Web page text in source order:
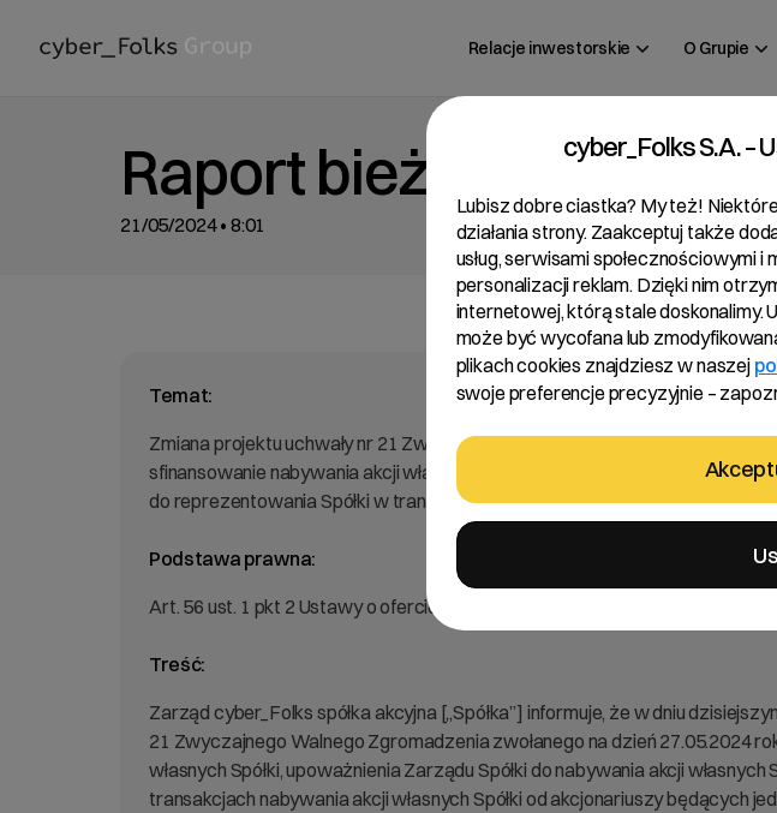
Relacje inwestorskie O Grupie
Raport bieżący 11/2024
21/05/2024 • 8:01
Temat:
Zmiana projektu uchwały nr 21 Zwyczajnego Walnego Zgromadzenia
sfinansowanie nabywania akcji własnych Spółki, upoważnienia Zarządu
do reprezentowania Spółki w transakcjach nabywania akcji własnych
Podstawa prawna:
Art. 56 ust. 1 pkt 2 Ustawy o ofercie – informacje bieżące i okresowe
Treść:
Zarząd cyber_Folks spółka akcyjna [„Spółka”] informuje, że w dniu
21 Zwyczajnego Walnego Zgromadzenia zwołanego na dzień 27.05.2024
własnych Spółki, upoważnienia Zarządu Spółki do nabywania akcji
transakcjach nabywania akcji własnych Spółki od akcjonariuszy będących
cyber_Folks S.A. –
Lubisz dobre ciastka? My też!
działania strony. Zaakceptuj także
usług, serwisami społecznościowymi i
personalizacji reklam. Dzięki nim
internetowej, którą stale doskonalimy.
może być wycofana lub
plikach cookies znajdziesz w naszej
swoje preferencje precyzyjnie –